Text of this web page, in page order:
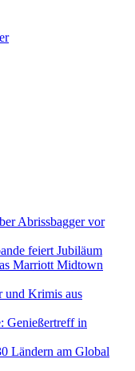
Abrissbagger vor
feiert Jubiläum
Marriott Midtown
und Krimis aus
Genießertreff in
Ländern am Global